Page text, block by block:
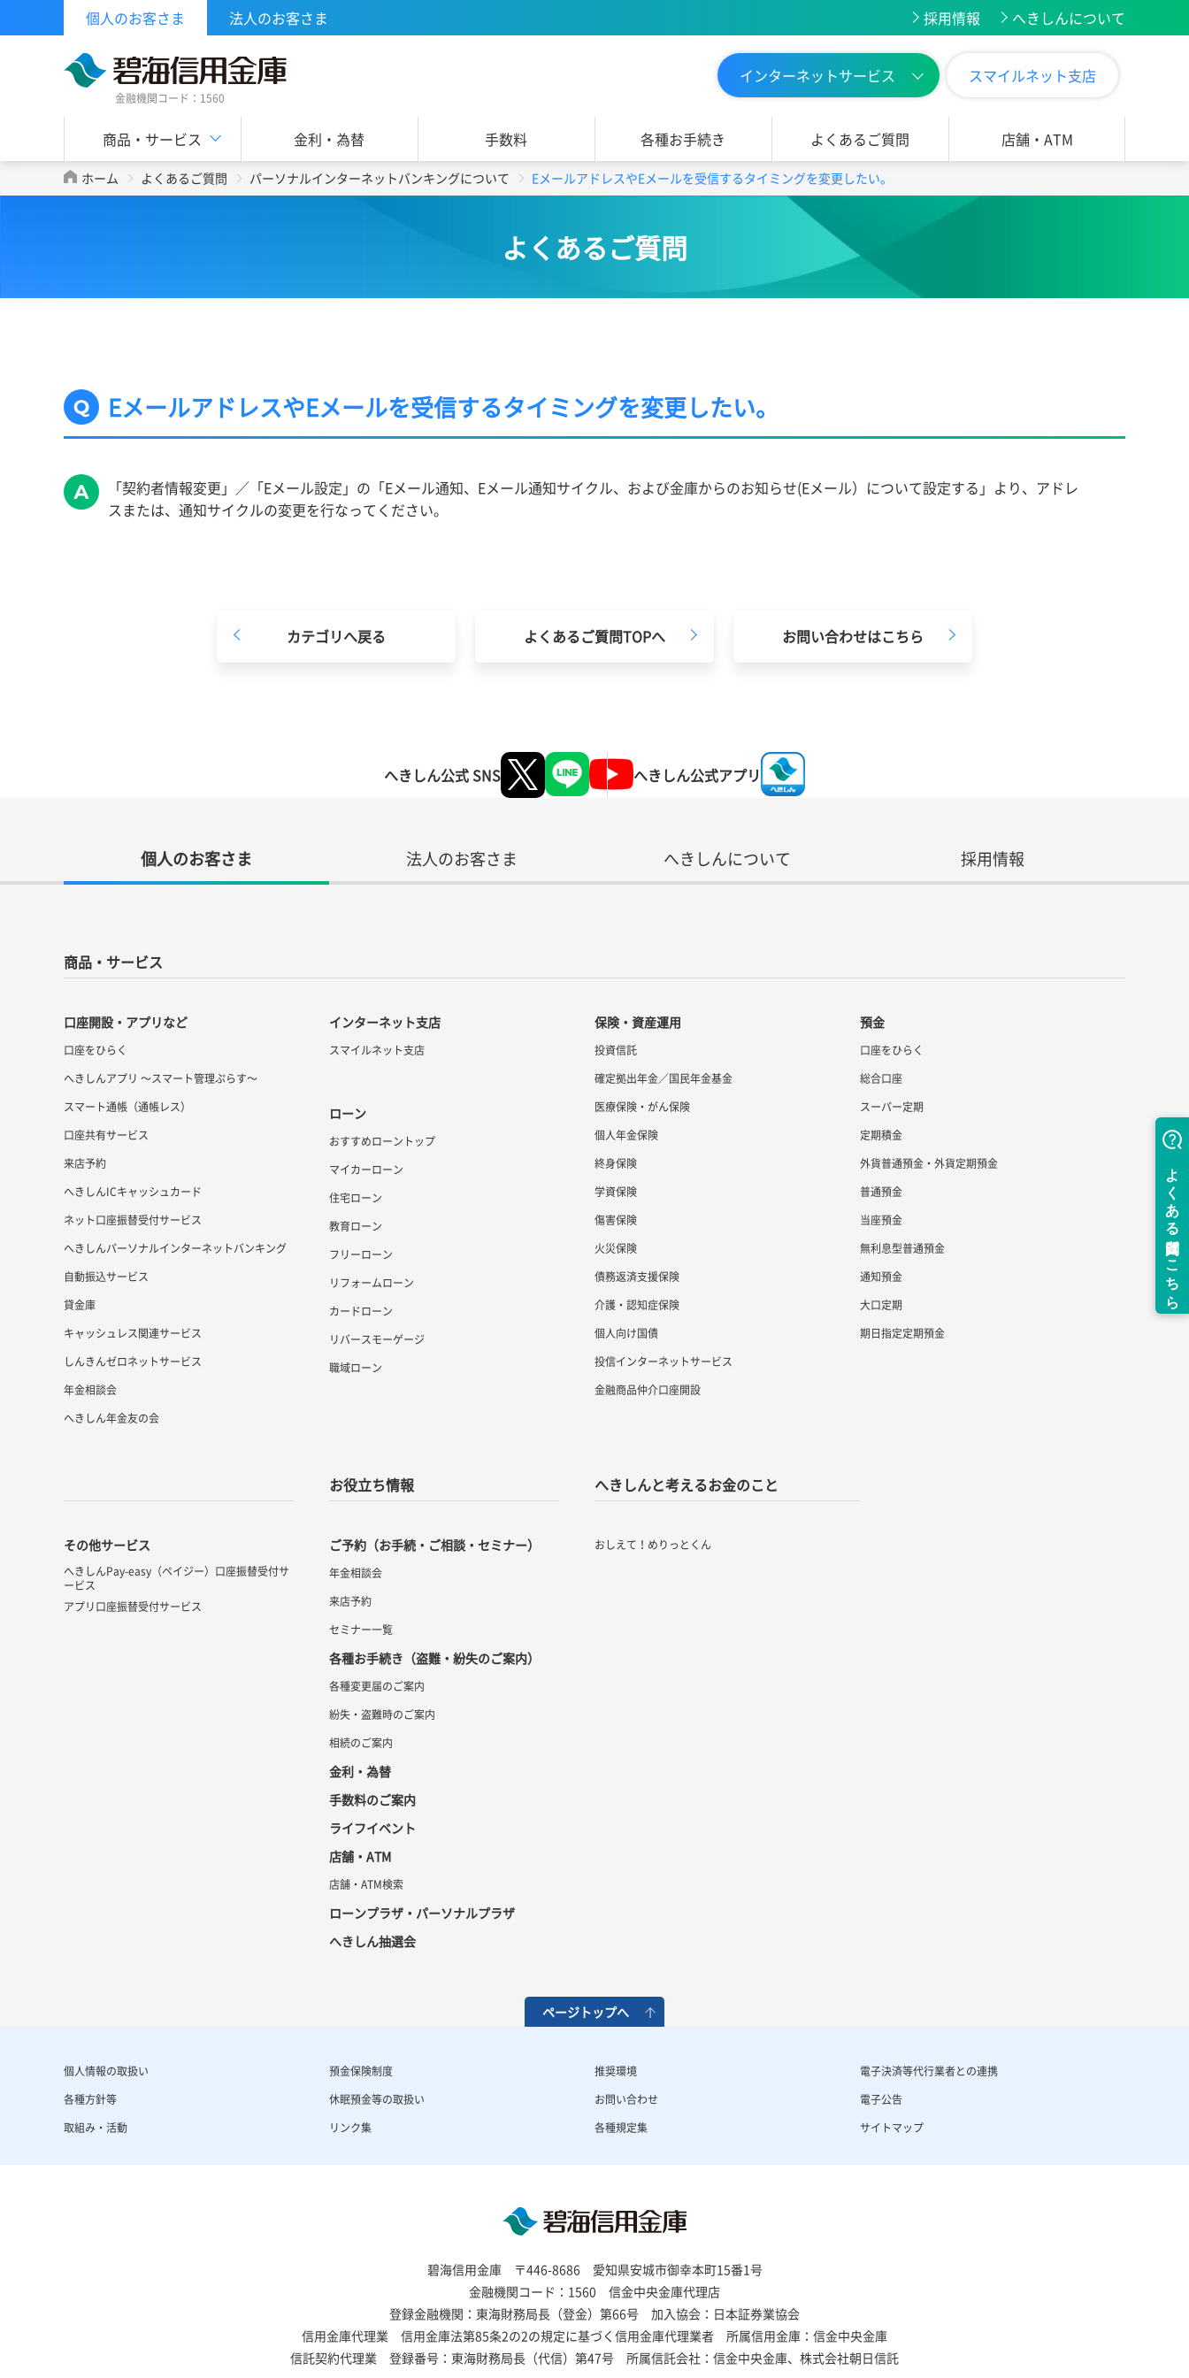
個人のお客さま 法人のお客さま 採用情報 へきしんについて
金融機関コード：1560
インターネットサービス スマイルネット支店
商品・サービス 金利・為替 手数料 各種お手続き よくあるご質問 店舗・ATM
ホーム よくあるご質問 パーソナルインターネットバンキングについて EメールアドレスやEメールを受信するタイミングを変更したい。
よくあるご質問
EメールアドレスやEメールを受信するタイミングを変更したい。
「契約者情報変更」／「Eメール設定」の「Eメール通知、Eメール通知サイクル、および金庫からのお知らせ(Eメール）について設定する」より、アドレ
スまたは、通知サイクルの変更を行なってください。
カテゴリへ戻る よくあるご質問TOPへ お問い合わせはこちら
へきしん公式 SNS へきしん公式アプリ
個人のお客さま 法人のお客さま へきしんについて 採用情報
商品・サービス
口座開設・アプリなど
口座をひらく
へきしんアプリ ～スマート管理ぷらす～
スマート通帳（通帳レス）
口座共有サービス
来店予約
へきしんICキャッシュカード
ネット口座振替受付サービス
へきしんパーソナルインターネットバンキング
自動振込サービス
貸金庫
キャッシュレス関連サービス
しんきんゼロネットサービス
年金相談会
へきしん年金友の会
インターネット支店
スマイルネット支店
ローン
おすすめローントップ
マイカーローン
住宅ローン
教育ローン
フリーローン
リフォームローン
カードローン
リバースモーゲージ
職域ローン
保険・資産運用
投資信託
確定拠出年金／国民年金基金
医療保険・がん保険
個人年金保険
終身保険
学資保険
傷害保険
火災保険
債務返済支援保険
介護・認知症保険
個人向け国債
投信インターネットサービス
金融商品仲介口座開設
預金
口座をひらく
総合口座
スーパー定期
定期積金
外貨普通預金・外貨定期預金
普通預金
当座預金
無利息型普通預金
通知預金
大口定期
期日指定定期預金
その他サービス
へきしんPay-easy（ペイジー） 口座振替受付サ
ービス
アプリ口座振替受付サービス
お役立ち情報
ご予約（お手続・ご相談・セミナー）
年金相談会
来店予約
セミナー一覧
各種お手続き（盗難・紛失のご案内）
各種変更届のご案内
紛失・盗難時のご案内
相続のご案内
金利・為替
手数料のご案内
ライフイベント
店舗・ATM
店舗・ATM検索
ローンプラザ・パーソナルプラザ
へきしん抽選会
へきしんと考えるお金のこと
おしえて！めりっとくん
ページトップへ
個人情報の取扱い
各種方針等
取組み・活動
預金保険制度
休眠預金等の取扱い
リンク集
推奨環境
お問い合わせ
各種規定集
電子決済等代行業者との連携
電子公告
サイトマップ
碧海信用金庫
〒446-8686 愛知県安城市御幸本町15番1号
金融機関コード：1560 信金中央金庫代理店
登録金融機関：東海財務局長（登金）第66号
加入協会：日本証券業協会
信用金庫代理業 信用金庫法第85条2の2の規定に基づく信用金庫代理業者
所属信用金庫：信金中央金庫
信託契約代理業 登録番号：東海財務局長（代信）第47号
所属信託会社：信金中央金庫、株式会社朝日信託